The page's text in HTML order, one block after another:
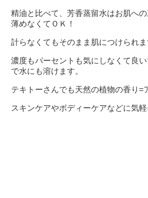
精油と比べて、芳香蒸留水はお肌へ
薄めなくてＯＫ！
計らなくてもそのまま肌につけられま
濃度もパーセントも気にしなくて良
で水にも溶けます。
テキトーさんでも天然の植物の香り=
スキンケアやボディーケアなどに気軽